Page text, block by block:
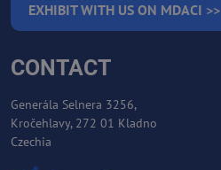
EXHIBIT WITH US ON MDACI >>
CONTACT
Generála Selnera 3256,
Kročehlavy, 272 01 Kladno
Czechia